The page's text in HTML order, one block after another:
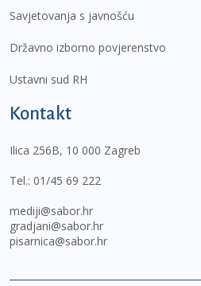
Savjetovanja s javnošću
Državno izborno povjerenstvo
Ustavni sud RH
Kontakt
Ilica 256B, 10 000 Zagreb
Tel.: 01/45 69 222
mediji@sabor.hr
gradjani@sabor.hr
pisarnica@sabor.hr